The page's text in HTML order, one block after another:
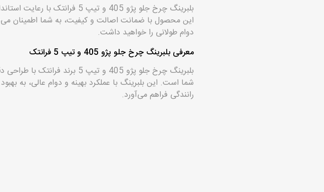
بلبرینگ چرخ جلو پژو 405 و تیپ
این محصول با ضمانت اصالت و کیفیت، به شما اطمینان
دوام طولانی را خواهید داشت.
معرفی بلبرینگ چرخ جلو پژو 405 و تیپ 5 فرانتک
بلبرینگ چرخ جلو پژو 405 و
شما است. این بلبرینگ با عملکرد بهینه و دوام عالی، به
رانندگی فراهم می‌آورد.